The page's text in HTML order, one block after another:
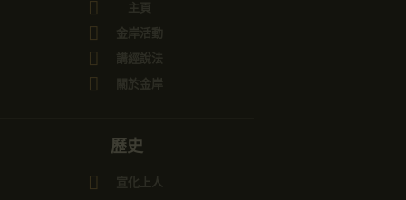
主頁
金岸活動
講經說法
關於金岸
歷史
宣化上人